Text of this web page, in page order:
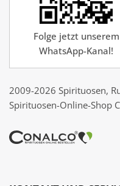
Folge jetzt unserem
WhatsApp-Kanal!
2009-2026 Spirituosen,
Spirituosen-Online-Shop